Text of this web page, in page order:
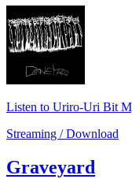
Listen to Uriro-Uri Bit
Streaming / Download
Graveyard